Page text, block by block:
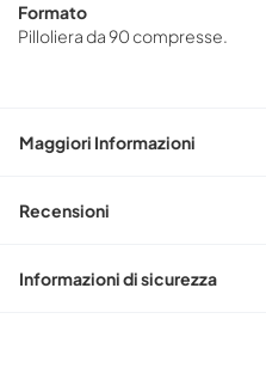
Formato
Pilloliera da 90 compresse.
Maggiori Informazioni
Recensioni
Informazioni di sicurezza